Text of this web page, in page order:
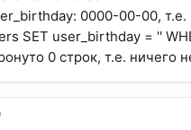
0000-00-00,
SET user_birthday = ''
0 строк, т.е. ничего